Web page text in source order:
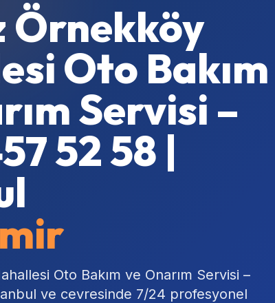
Örnekköy
Oto Bakım
Servisi –
52 58 |
Oto Bakım ve Onarım Servisi –
ve cevresinde 7/24 profesyonel